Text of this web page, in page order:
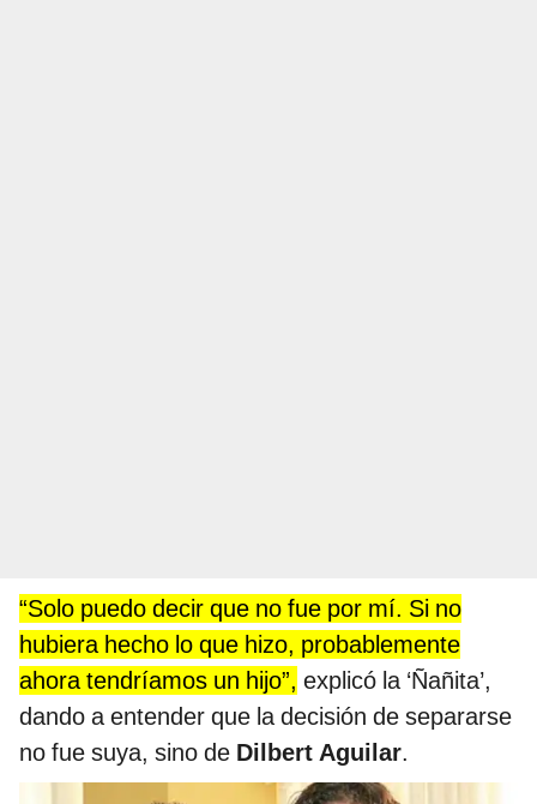
“Solo puedo decir que no fue por mí. Si no
hubiera hecho lo que hizo, probablemente
ahora tendríamos un hijo”, explicó la ‘Ñañita’,
dando a entender que la decisión de separarse
no fue suya, sino de Dilbert Aguilar.